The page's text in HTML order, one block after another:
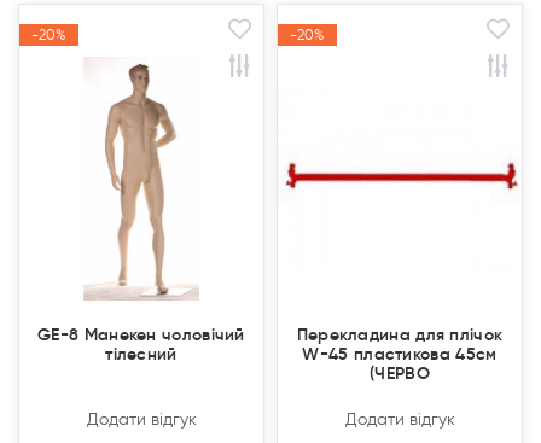
-20%
-20%
GE-8 Манекен чоловічий
тілесний
Додати відгук
-20%
-20%
Перекладина для плічок
W-45 пластикова 45см
(ЧЕРВО
Додати відгук